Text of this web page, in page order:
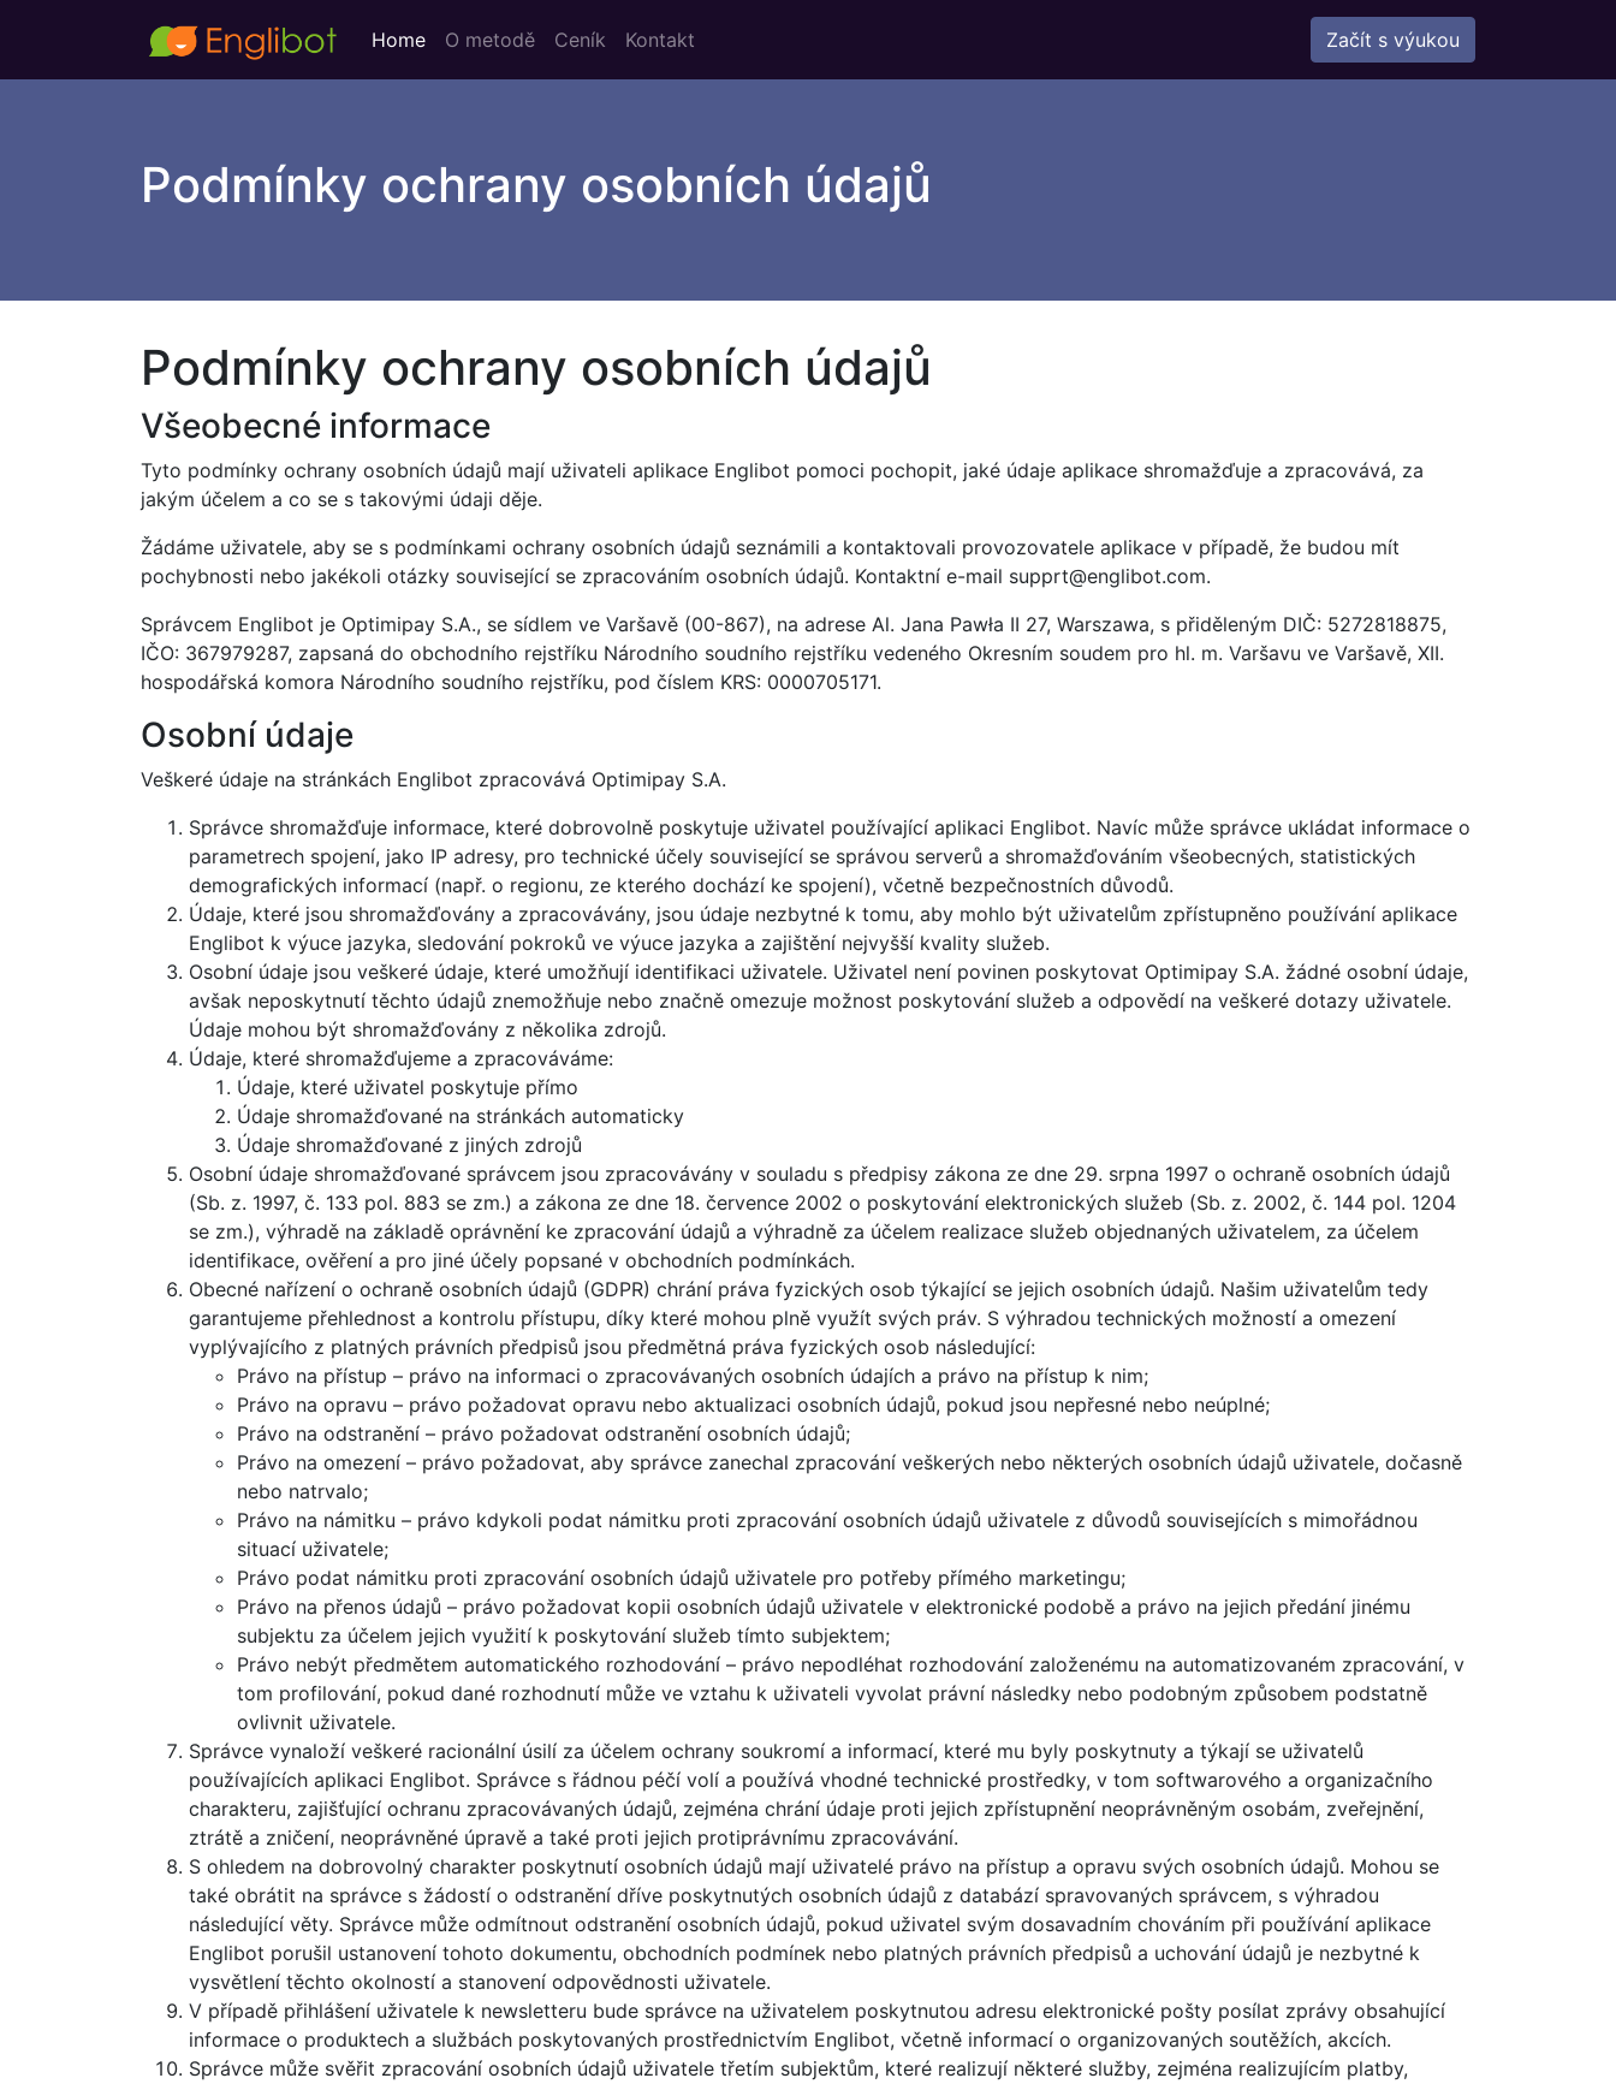
Home O metodě Ceník Kontakt Začít s výukou
Podmínky ochrany osobních údajů
Podmínky ochrany osobních údajů
Všeobecné informace
Tyto podmínky ochrany osobních údajů mají uživateli aplikace Englibot pomoci pochopit, jaké údaje aplikace shromažďuje a zpracovává, za
jakým účelem a co se s takovými údaji děje.
Žádáme uživatele, aby se s podmínkami ochrany osobních údajů seznámili a kontaktovali provozovatele aplikace v případě, že budou mít
pochybnosti nebo jakékoli otázky související se zpracováním osobních údajů. Kontaktní e-mail supprt@englibot.com.
Správcem Englibot je Optimipay S.A., se sídlem ve Varšavě (00-867), na adrese Al. Jana Pawła II 27, Warszawa, s přiděleným DIČ: 5272818875,
IČO: 367979287, zapsaná do obchodního rejstříku Národního soudního rejstříku vedeného Okresním soudem pro hl. m. Varšavu ve Varšavě, XII.
hospodářská komora Národního soudního rejstříku, pod číslem KRS: 0000705171.
Osobní údaje
Veškeré údaje na stránkách Englibot zpracovává Optimipay S.A.
Správce shromažďuje informace, které dobrovolně poskytuje uživatel používající aplikaci Englibot. Navíc může správce ukládat informace o
parametrech spojení, jako IP adresy, pro technické účely související se správou serverů a shromažďováním všeobecných, statistických
demografických informací (např. o regionu, ze kterého dochází ke spojení), včetně bezpečnostních důvodů.
Údaje, které jsou shromažďovány a zpracovávány, jsou údaje nezbytné k tomu, aby mohlo být uživatelům zpřístupněno používání aplikace
Englibot k výuce jazyka, sledování pokroků ve výuce jazyka a zajištění nejvyšší kvality služeb.
Osobní údaje jsou veškeré údaje, které umožňují identifikaci uživatele. Uživatel není povinen poskytovat Optimipay S.A. žádné osobní údaje,
avšak neposkytnutí těchto údajů znemožňuje nebo značně omezuje možnost poskytování služeb a odpovědí na veškeré dotazy uživatele.
Údaje mohou být shromažďovány z několika zdrojů.
Údaje, které shromažďujeme a zpracováváme:
Údaje, které uživatel poskytuje přímo
Údaje shromažďované na stránkách automaticky
Údaje shromažďované z jiných zdrojů
Osobní údaje shromažďované správcem jsou zpracovávány v souladu s předpisy zákona ze dne 29. srpna 1997 o ochraně osobních údajů
(Sb. z. 1997, č. 133 pol. 883 se zm.) a zákona ze dne 18. července 2002 o poskytování elektronických služeb (Sb. z. 2002, č. 144 pol. 1204
se zm.), výhradě na základě oprávnění ke zpracování údajů a výhradně za účelem realizace služeb objednaných uživatelem, za účelem
identifikace, ověření a pro jiné účely popsané v obchodních podmínkách.
Obecné nařízení o ochraně osobních údajů (GDPR) chrání práva fyzických osob týkající se jejich osobních údajů. Našim uživatelům tedy
garantujeme přehlednost a kontrolu přístupu, díky které mohou plně využít svých práv. S výhradou technických možností a omezení
vyplývajícího z platných právních předpisů jsou předmětná práva fyzických osob následující:
Právo na přístup – právo na informaci o zpracovávaných osobních údajích a právo na přístup k nim;
Právo na opravu – právo požadovat opravu nebo aktualizaci osobních údajů, pokud jsou nepřesné nebo neúplné;
Právo na odstranění – právo požadovat odstranění osobních údajů;
Právo na omezení – právo požadovat, aby správce zanechal zpracování veškerých nebo některých osobních údajů uživatele, dočasně
nebo natrvalo;
Právo na námitku – právo kdykoli podat námitku proti zpracování osobních údajů uživatele z důvodů souvisejících s mimořádnou
situací uživatele;
Právo podat námitku proti zpracování osobních údajů uživatele pro potřeby přímého marketingu;
Právo na přenos údajů – právo požadovat kopii osobních údajů uživatele v elektronické podobě a právo na jejich předání jinému
subjektu za účelem jejich využití k poskytování služeb tímto subjektem;
Právo nebýt předmětem automatického rozhodování – právo nepodléhat rozhodování založenému na automatizovaném zpracování, v
tom profilování, pokud dané rozhodnutí může ve vztahu k uživateli vyvolat právní následky nebo podobným způsobem podstatně
ovlivnit uživatele.
Správce vynaloží veškeré racionální úsilí za účelem ochrany soukromí a informací, které mu byly poskytnuty a týkají se uživatelů
používajících aplikaci Englibot. Správce s řádnou péčí volí a používá vhodné technické prostředky, v tom softwarového a organizačního
charakteru, zajišťující ochranu zpracovávaných údajů, zejména chrání údaje proti jejich zpřístupnění neoprávněným osobám, zveřejnění,
ztrátě a zničení, neoprávněné úpravě a také proti jejich protiprávnímu zpracovávání.
S ohledem na dobrovolný charakter poskytnutí osobních údajů mají uživatelé právo na přístup a opravu svých osobních údajů. Mohou se
také obrátit na správce s žádostí o odstranění dříve poskytnutých osobních údajů z databází spravovaných správcem, s výhradou
následující věty. Správce může odmítnout odstranění osobních údajů, pokud uživatel svým dosavadním chováním při používání aplikace
Englibot porušil ustanovení tohoto dokumentu, obchodních podmínek nebo platných právních předpisů a uchování údajů je nezbytné k
vysvětlení těchto okolností a stanovení odpovědnosti uživatele.
V případě přihlášení uživatele k newsletteru bude správce na uživatelem poskytnutou adresu elektronické pošty posílat zprávy obsahující
informace o produktech a službách poskytovaných prostřednictvím Englibot, včetně informací o organizovaných soutěžích, akcích.
Správce může svěřit zpracování osobních údajů uživatele třetím subjektům, které realizují některé služby, zejména realizujícím platby,